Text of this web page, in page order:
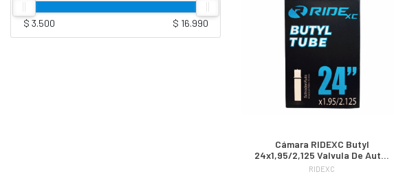
$ 3.500 $ 16.990
Cámara RIDEXC Butyl
24x1,95/2,125 Valvula De Auto,
Incluye Cubre Llanta
RIDEXC